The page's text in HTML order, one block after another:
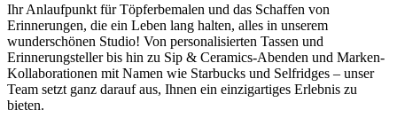
Ihr Anlaufpunkt für Töpferbemalen und das Schaffen von
Erinnerungen, die ein Leben lang halten, alles in unserem
wunderschönen Studio! Von personalisierten Tassen und
Erinnerungsteller bis hin zu Sip & Ceramics-Abenden und Marken-
Kollaborationen mit Namen wie Starbucks und Selfridges – unser
Team setzt ganz darauf aus, Ihnen ein einzigartiges Erlebnis zu
bieten.